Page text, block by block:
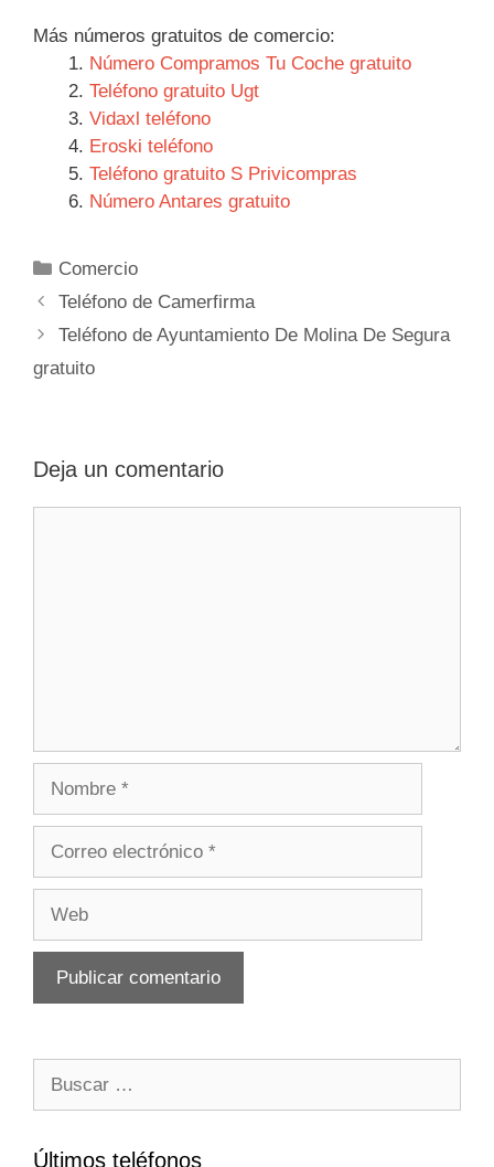
Más números gratuitos de comercio:
Número Compramos Tu Coche gratuito
Teléfono gratuito Ugt
Vidaxl teléfono
Eroski teléfono
Teléfono gratuito S Privicompras
Número Antares gratuito
Categorías
Comercio
Navegación
de
Teléfono de Camerfirma
Teléfono de Ayuntamiento De Molina De Segura
gratuito
Deja un comentario
Últimos teléfonos